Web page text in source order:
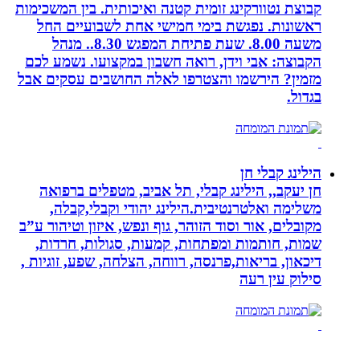
קבוצת נטוורקינג זומית קטנה ואיכותית. בין המשכימות
ראשונות. נפגשת בימי חמישי אחת לשבועיים החל
משעה 8.00. שעת פתיחת המפגש 8.30.. מנהל
הקבוצה: אבי וידן, רואה חשבון במקצועו. נשמע לכם
מזמין? הירשמו והצטרפו לאלה החושבים עסקים אבל
בגדול.
הילינג קבלי חן
חן יעקב,, הילינג קבלי, תל אביב, מטפלים ברפואה
משלימה ואלטרנטיבית.הילינג יהודי וקבלי,קבלה,
מקובלים, אור וסוד הזוהר, גוף ונפש, איזון וטיהור ע”ב
שמות, חותמות ומפתחות, קמעות, סגולות, חרדות,
דיכאון, בריאות,פרנסה, רווחה, הצלחה, שפע, זוגיות ,
סילוק עין רעה